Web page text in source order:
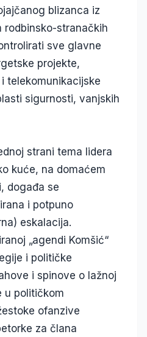
blizanca iz
rodbinsko-stranačkih
sve glavne
projekte,
telekomunikacijske
sigurnosti, vanjskih
strani tema lidera
kuće, na domaćem
događa se
i potpuno
eskalacija.
„agendi Komšić“
i političke
i spinove o lažnoj
u političkom
ofanzive
za člana